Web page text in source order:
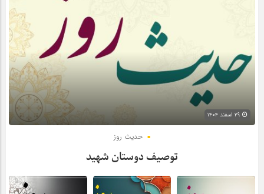
حدیث روز
توصیف دوستان شهید